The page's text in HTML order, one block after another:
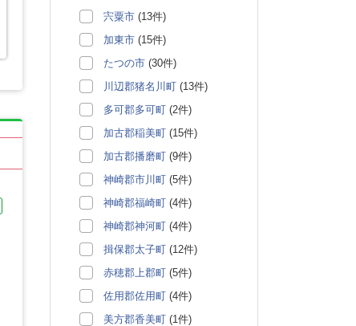
宍粟市 (13件)
加東市 (15件)
たつの市 (30件)
川辺郡猪名川町 (13件)
多可郡多可町 (2件)
加古郡稲美町 (15件)
加古郡播磨町 (9件)
神崎郡市川町 (5件)
神崎郡福崎町 (4件)
神崎郡神河町 (4件)
揖保郡太子町 (12件)
赤穂郡上郡町 (5件)
佐用郡佐用町 (4件)
美方郡香美町 (1件)